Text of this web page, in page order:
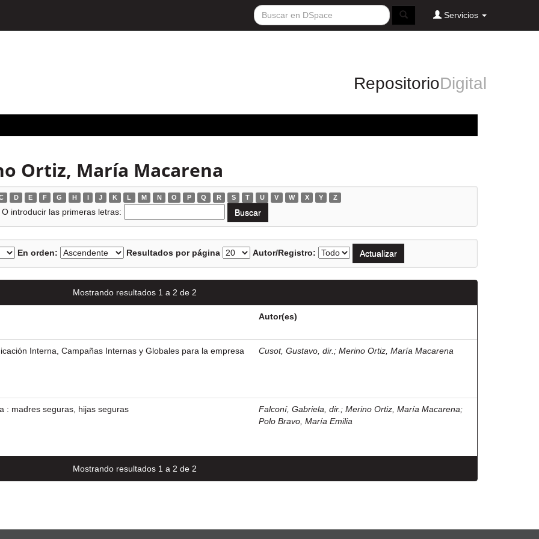
Servicios
RepositorioDigital
Ortiz, María Macarena
D E F G H I J K L M N O P Q R S T U V W X Y Z
O introducir las primeras letras:
En orden: Resultados por página Autor/Registro:
Mostrando resultados 1 a 2 de 2
Autor(es)
Interna, Campañas Internas y Globales para la empresa
Cusot, Gustavo, dir. ; Merino Ortiz, María Macarena
: madres seguras, hijas seguras Falconí, Gabriela, dir. ; Merino Ortiz, María Macarena;
Polo Bravo, María Emilia
Mostrando resultados 1 a 2 de 2